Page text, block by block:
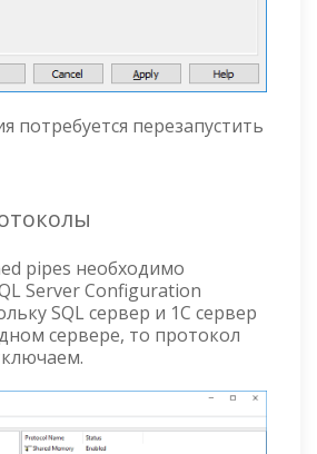
потребуется перезапустить
pipes необходимо
Server Configuration
SQL сервер и 1С сервер
сервере, то протокол